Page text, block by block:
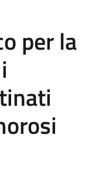
per la